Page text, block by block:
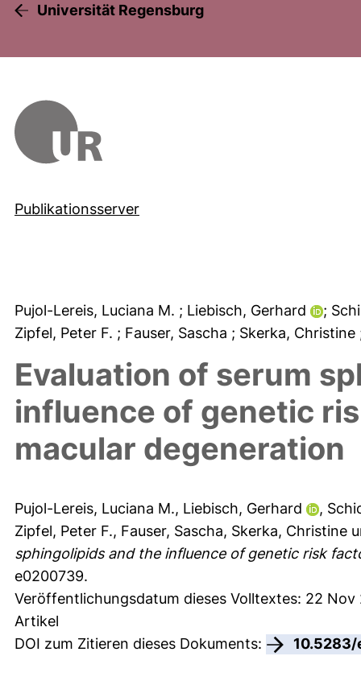
Universität Regensburg
Publikationsserver
Pujol-Lereis, Luciana M. ; Liebisch, Gerhard
;
Zipfel, Peter F. ; Fauser, Sascha ; Skerka, Christine
Evaluation of serum
influence of genetic
macular degeneration
Pujol-Lereis, Luciana M., Liebisch, Gerhard ,
Zipfel, Peter F., Fauser, Sascha, Skerka, Christine
sphingolipids and the influence of genetic risk
e0200739.
Veröffentlichungsdatum dieses Volltextes: 22 Nov
Artikel
DOI zum Zitieren dieses Dokuments: